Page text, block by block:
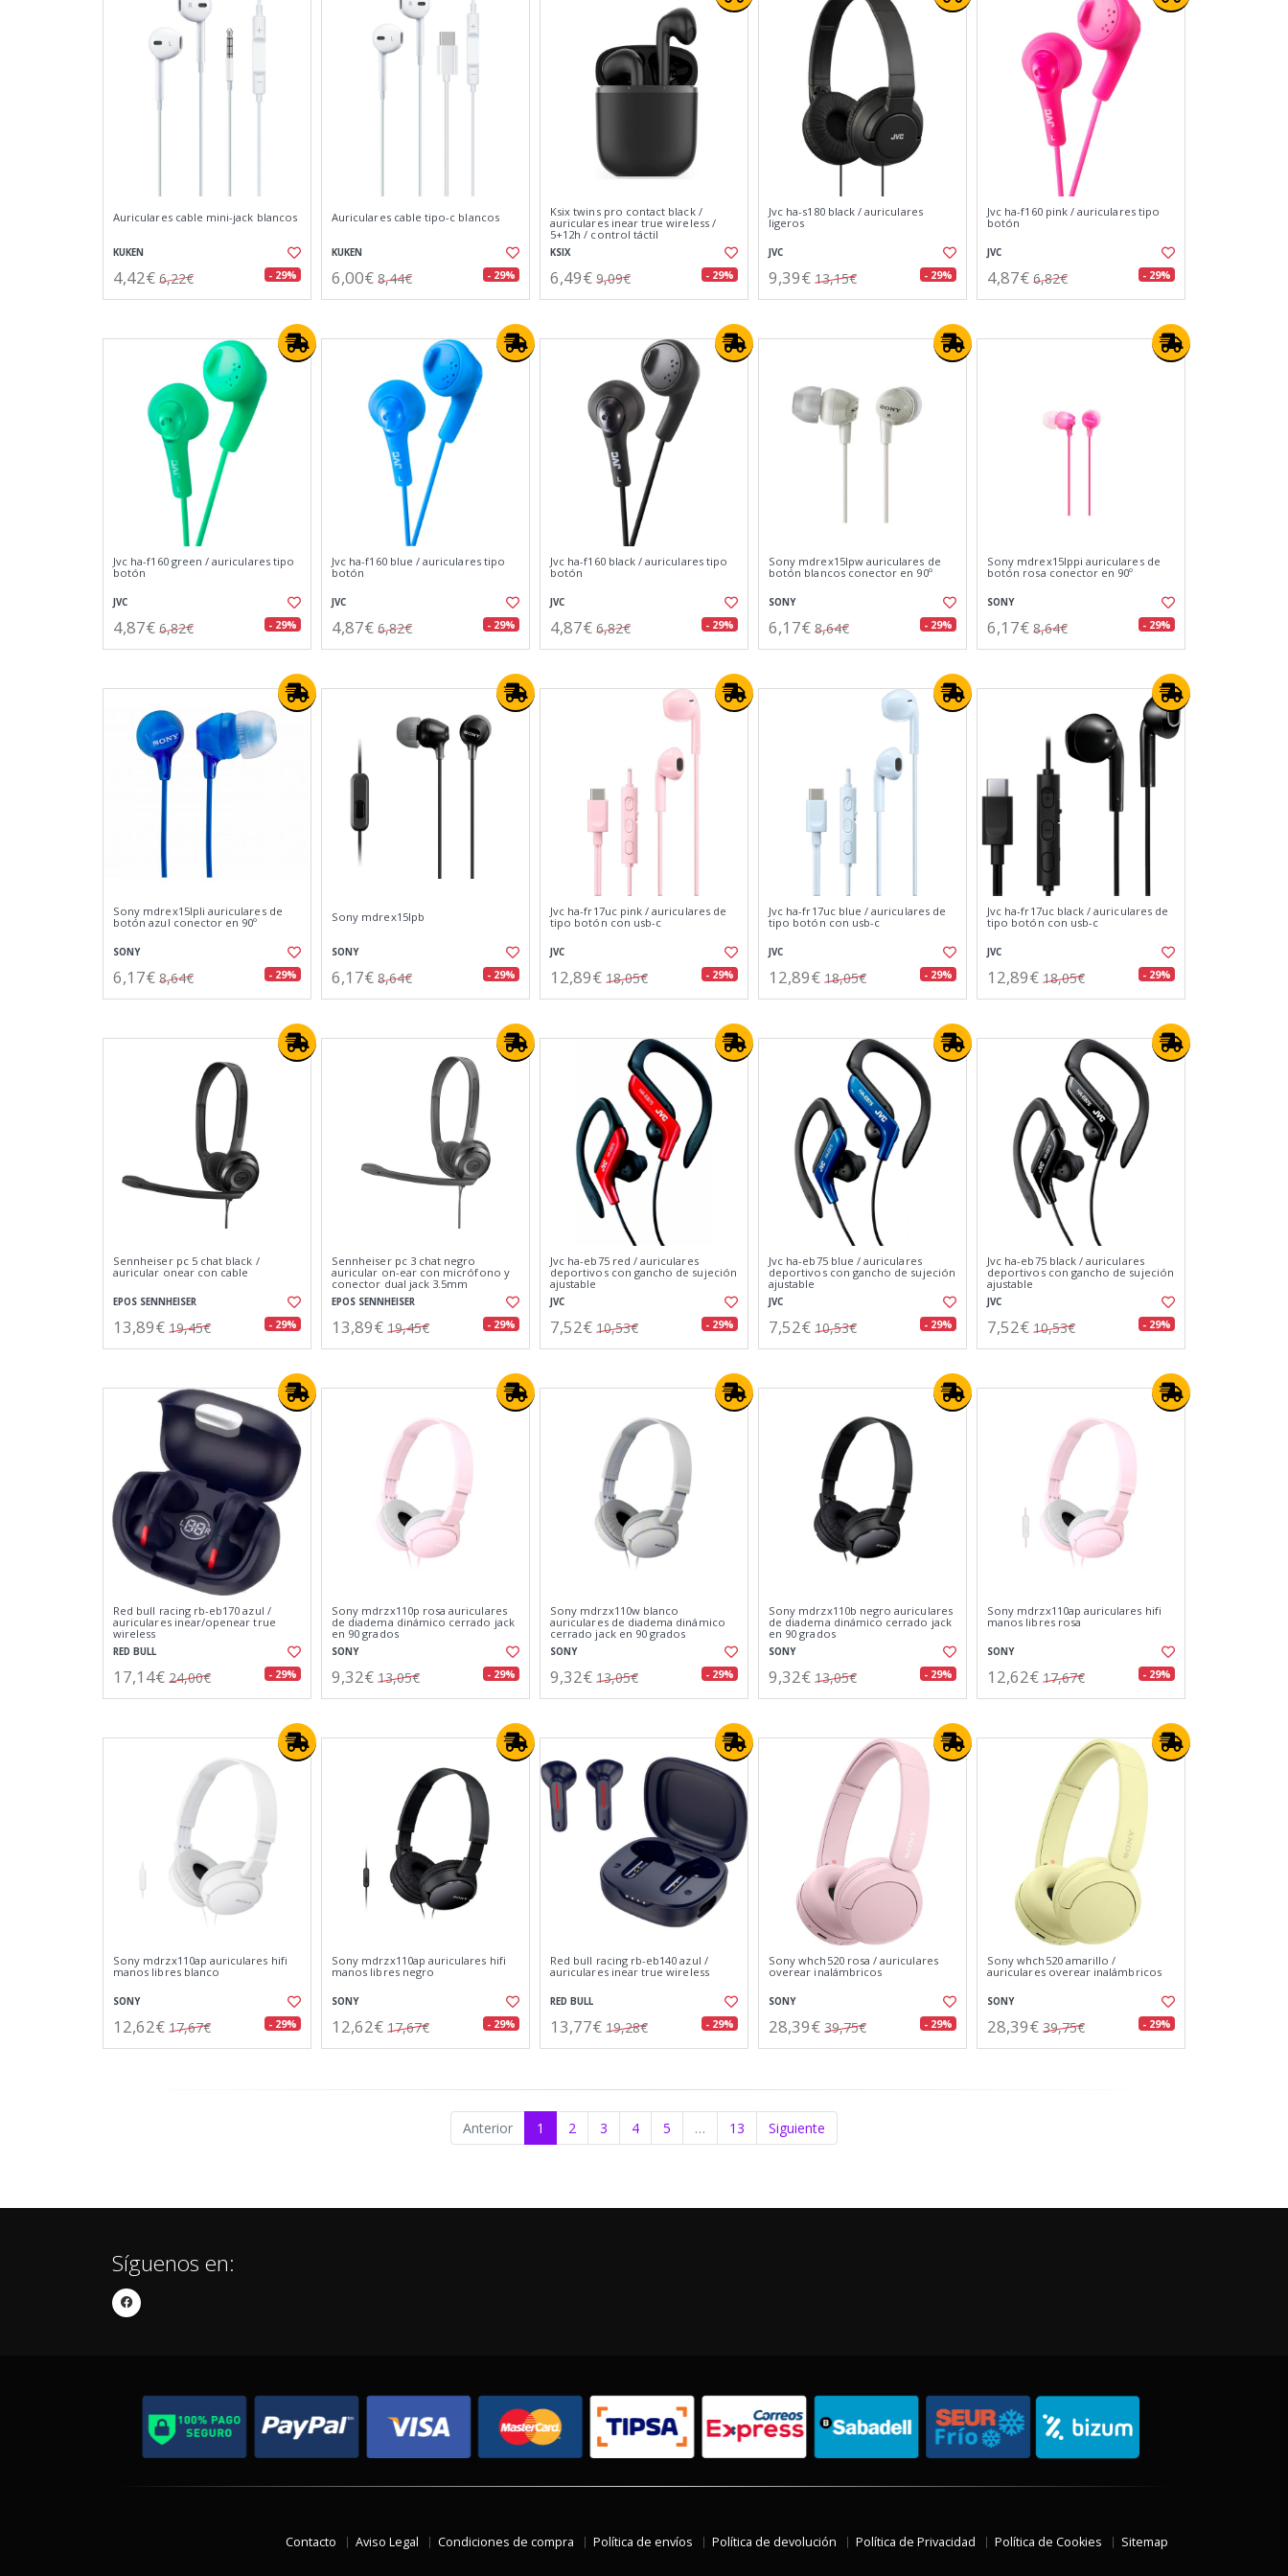
Auriculares cable mini-jack blancos
KUKEN
4,42€ 6,22€ - 29%
Auriculares cable tipo-c blancos
KUKEN
6,00€ 8,44€ - 29%
Ksix twins pro contact black /
auriculares inear true wireless /
5+12h / control táctil
KSIX
6,49€ 9,09€ - 29%
Jvc ha-s180 black / auriculares
ligeros
JVC
9,39€ 13,15€ - 29%
Jvc ha-f160 pink / auriculares tipo
botón
JVC
4,87€ 6,82€ - 29%
Jvc ha-f160 green / auriculares tipo
botón
JVC
4,87€ 6,82€ - 29%
Jvc ha-f160 blue / auriculares tipo
botón
JVC
4,87€ 6,82€ - 29%
Jvc ha-f160 black / auriculares tipo
botón
JVC
4,87€ 6,82€ - 29%
Sony mdrex15lpw auriculares de
botón blancos conector en 90º
SONY
6,17€ 8,64€ - 29%
Sony mdrex15lppi auriculares de
botón rosa conector en 90º
SONY
6,17€ 8,64€ - 29%
Sony mdrex15lpli auriculares de
botón azul conector en 90º
SONY
6,17€ 8,64€ - 29%
Sony mdrex15lpb
SONY
6,17€ 8,64€ - 29%
Jvc ha-fr17uc pink / auriculares de
tipo botón con usb-c
JVC
12,89€ 18,05€ - 29%
Jvc ha-fr17uc blue / auriculares de
tipo botón con usb-c
JVC
12,89€ 18,05€ - 29%
Jvc ha-fr17uc black / auriculares de
tipo botón con usb-c
JVC
12,89€ 18,05€ - 29%
Sennheiser pc 5 chat black /
auricular onear con cable
EPOS SENNHEISER
13,89€ 19,45€ - 29%
Sennheiser pc 3 chat negro
auricular on-ear con micrófono y
conector dual jack 3.5mm
EPOS SENNHEISER
13,89€ 19,45€ - 29%
Jvc ha-eb75 red / auriculares
deportivos con gancho de sujeción
ajustable
JVC
7,52€ 10,53€ - 29%
Jvc ha-eb75 blue / auriculares
deportivos con gancho de sujeción
ajustable
JVC
7,52€ 10,53€ - 29%
Jvc ha-eb75 black / auriculares
deportivos con gancho de sujeción
ajustable
JVC
7,52€ 10,53€ - 29%
Red bull racing rb-eb170 azul /
auriculares inear/openear true
wireless
RED BULL
17,14€ 24,00€ - 29%
Sony mdrzx110p rosa auriculares
de diadema dinámico cerrado jack
en 90 grados
SONY
9,32€ 13,05€ - 29%
Sony mdrzx110w blanco
auriculares de diadema dinámico
cerrado jack en 90 grados
SONY
9,32€ 13,05€ - 29%
Sony mdrzx110b negro auriculares
de diadema dinámico cerrado jack
en 90 grados
SONY
9,32€ 13,05€ - 29%
Sony mdrzx110ap auriculares hifi
manos libres rosa
SONY
12,62€ 17,67€ - 29%
Sony mdrzx110ap auriculares hifi
manos libres blanco
SONY
12,62€ 17,67€ - 29%
Sony mdrzx110ap auriculares hifi
manos libres negro
SONY
12,62€ 17,67€ - 29%
Red bull racing rb-eb140 azul /
auriculares inear true wireless
RED BULL
13,77€ 19,28€ - 29%
Sony whch520 rosa / auriculares
overear inalámbricos
SONY
28,39€ 39,75€ - 29%
Sony whch520 amarillo /
auriculares overear inalámbricos
SONY
28,39€ 39,75€ - 29%
Anterior 1 2 3 4 5 … 13 Siguiente
Síguenos en:
Contacto Aviso Legal Condiciones de compra Política de envíos Política de devolución Política de Privacidad Política de Cookies Sitemap